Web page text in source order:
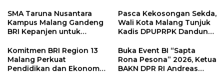
Pradoto Adiningrat
Didapuk Jadi Ketua
Prioritas
SMA Taruna Nusantara
Kampus Malang Gandeng
BRI Kepanjen untuk
Perbankan
Pasca Kekosongan Sekda,
Wali Kota Malang Tunjuk
Kadis DPUPRPK Dandung
Pelaksana Harian (Plh)
Sekda
Komitmen BRI Region 13
Malang Perkuat
Pendidikan dan Ekonomi
Buka Event BI “Sapta
Rona Pesona” 2026, Ketua
BAKN DPR RI Andreas